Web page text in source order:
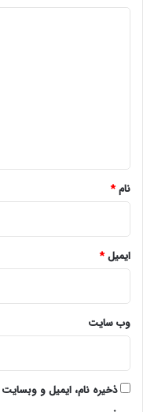
نام*
ایمیل*
وب‌ سایت
ذخیره نام، ایمیل و